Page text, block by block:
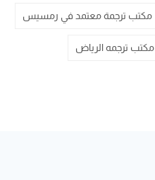
مكتب ترجمة معتمد في رمسيس
مكتب ترجمه الرياض